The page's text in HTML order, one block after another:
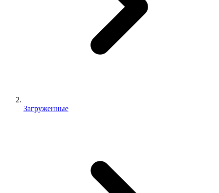
Загруженные